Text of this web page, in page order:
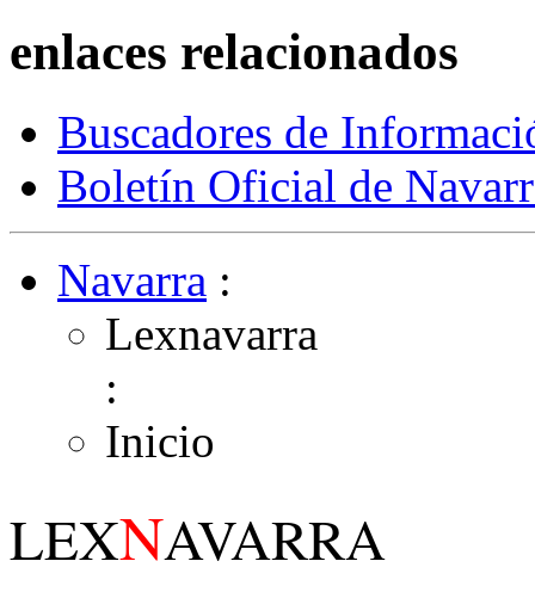
enlaces relacionados
Buscadores de
Boletín Oficial de
Navarra :
Lexnavarra
:
Inicio
LEXNAVARRA